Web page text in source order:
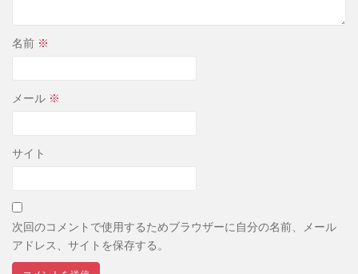
名前 ※
メール ※
サイト
次回のコメントで使用するためブラウザーに自分の名前、メール
アドレス、サイトを保存する。